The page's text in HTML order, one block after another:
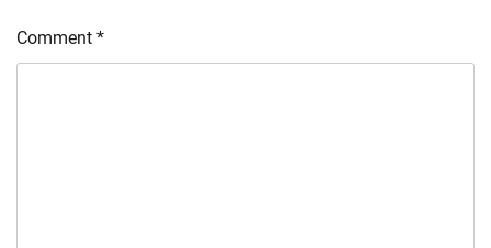
Comment *